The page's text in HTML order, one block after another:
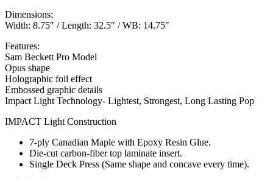
Dimensions:
Width: 8.75″ / Length: 32.5″ / WB: 14.75″
Features:
Sam Beckett Pro Model
Opus shape
Holographic foil effect
Embossed graphic details
Impact Light Technology- Lightest, Strongest, Long Lasting Pop
IMPACT Light Construction
7-ply Canadian Maple with Epoxy Resin Glue.
Die-cut carbon-fiber top laminate insert.
Single Deck Press (Same shape and concave every time).